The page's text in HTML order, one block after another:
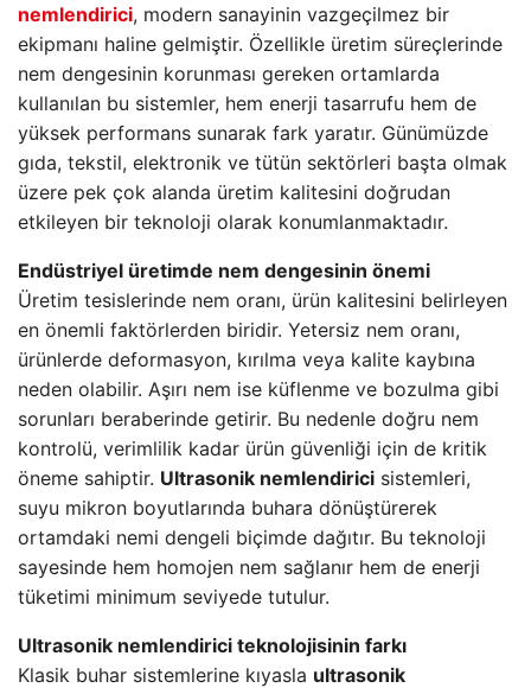
nemlendirici, modern sanayinin vazgeçilmez bir
ekipmanı haline gelmiştir. Özellikle üretim süreçlerinde
nem dengesinin korunması gereken ortamlarda
kullanılan bu sistemler, hem enerji tasarrufu hem de
yüksek performans sunarak fark yaratır. Günümüzde
gıda, tekstil, elektronik ve tütün sektörleri başta olmak
üzere pek çok alanda üretim kalitesini doğrudan
etkileyen bir teknoloji olarak konumlanmaktadır.
Endüstriyel üretimde nem dengesinin önemi
Üretim tesislerinde nem oranı, ürün kalitesini belirleyen
en önemli faktörlerden biridir. Yetersiz nem oranı,
ürünlerde deformasyon, kırılma veya kalite kaybına
neden olabilir. Aşırı nem ise küflenme ve bozulma gibi
sorunları beraberinde getirir. Bu nedenle doğru nem
kontrolü, verimlilik kadar ürün güvenliği için de kritik
öneme sahiptir. Ultrasonik nemlendirici sistemleri,
suyu mikron boyutlarında buhara dönüştürerek
ortamdaki nemi dengeli biçimde dağıtır. Bu teknoloji
sayesinde hem homojen nem sağlanır hem de enerji
tüketimi minimum seviyede tutulur.
Ultrasonik nemlendirici teknolojisinin farkı
Klasik buhar sistemlerine kıyasla ultrasonik